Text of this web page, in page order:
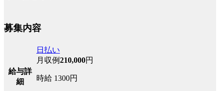
募集内容
給与詳
細
日払い
月収例210,000円
時給 1300円